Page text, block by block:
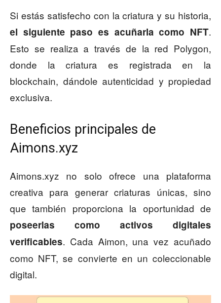
Si estás satisfecho con la criatura y su historia,
el siguiente paso es acuñarla como NFT.
Esto se realiza a través de la red Polygon,
donde la criatura es registrada en la
blockchain, dándole autenticidad y propiedad
exclusiva.
Beneficios principales de
Aimons.xyz
Aimons.xyz no solo ofrece una plataforma
creativa para generar criaturas únicas, sino
que también proporciona la oportunidad de
poseerlas como activos digitales
verificables. Cada Aimon, una vez acuñado
como NFT, se convierte en un coleccionable
digital.